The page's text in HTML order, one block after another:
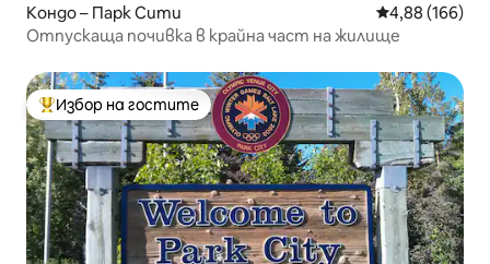
Кондо – Парк Сити Средна
4,88 (166)
Отпускаща почивка в крайна част на жилище
Най-популярен избор на гостите
Избор на гостите